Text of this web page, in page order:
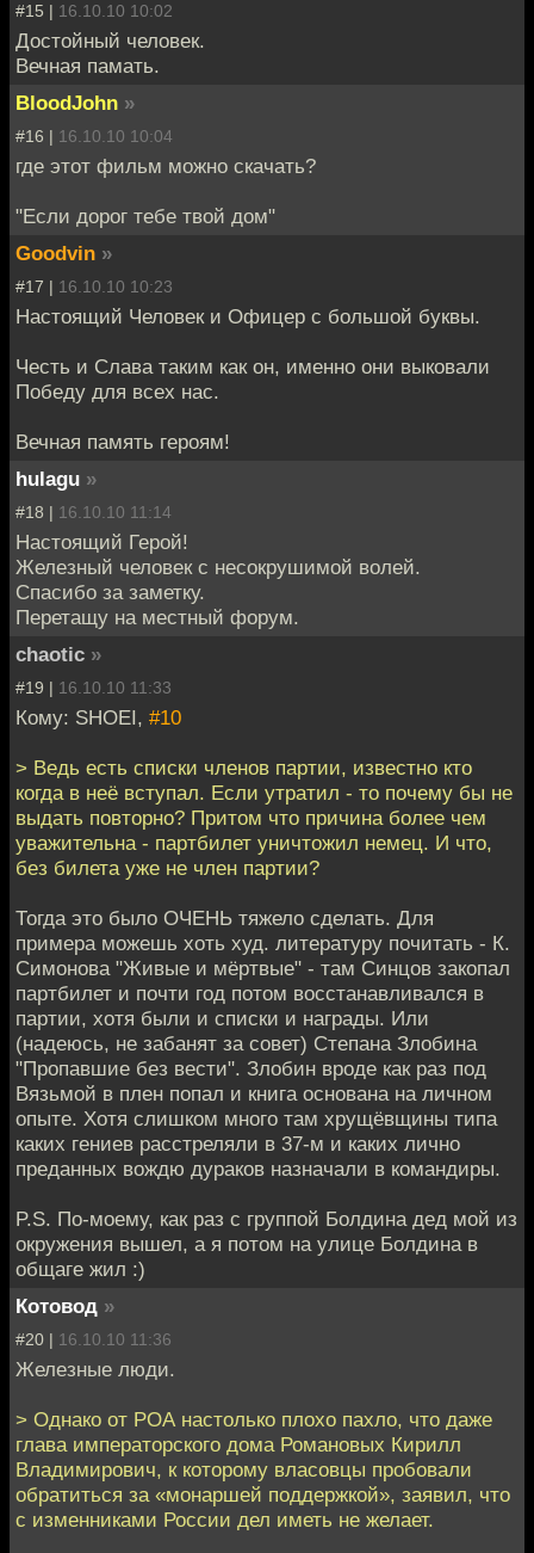
#15 | 16.10.10 10:02
Достойный человек.
Вечная памать.
BloodJohn »
#16 | 16.10.10 10:04
где этот фильм можно скачать?
"Если дорог тебе твой дом"
Goodvin »
#17 | 16.10.10 10:23
Настоящий Человек и Офицер с большой буквы.
Честь и Слава таким как он, именно они выковали
Победу для всех нас.
Вечная память героям!
hulagu »
#18 | 16.10.10 11:14
Настоящий Герой!
Железный человек с несокрушимой волей.
Спасибо за заметку.
Перетащу на местный форум.
chaotic »
#19 | 16.10.10 11:33
Кому: SHOEI, #10
> Ведь есть списки членов партии, известно кто
когда в неё вступал. Если утратил - то почему бы не
выдать повторно? Притом что причина более чем
уважительна - партбилет уничтожил немец. И что,
без билета уже не член партии?
Тогда это было ОЧЕНЬ тяжело сделать. Для
примера можешь хоть худ. литературу почитать - К.
Симонова "Живые и мёртвые" - там Синцов закопал
партбилет и почти год потом восстанавливался в
партии, хотя были и списки и награды. Или
(надеюсь, не забанят за совет) Степана Злобина
"Пропавшие без вести". Злобин вроде как раз под
Вязьмой в плен попал и книга основана на личном
опыте. Хотя слишком много там хрущёвщины типа
каких гениев расстреляли в 37-м и каких лично
преданных вождю дураков назначали в командиры.
P.S. По-моему, как раз с группой Болдина дед мой из
окружения вышел, а я потом на улице Болдина в
общаге жил :)
Котовод »
#20 | 16.10.10 11:36
Железные люди.
> Однако от РОА настолько плохо пахло, что даже
глава императорского дома Романовых Кирилл
Владимирович, к которому власовцы пробовали
обратиться за «монаршей поддержкой», заявил, что
с изменниками России дел иметь не желает.